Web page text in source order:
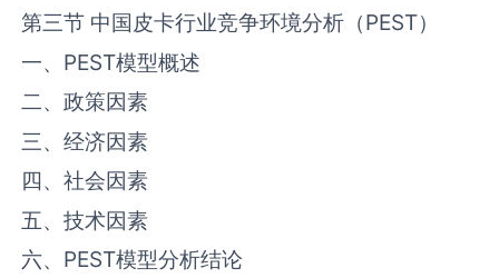
第三节 中国‌‌皮卡‌‌‌行业竞争环境分析（PEST）
一、PEST模型概述
二、政策因素
三、经济因素
四、社会因素
五、技术因素
六、PEST模型分析结论